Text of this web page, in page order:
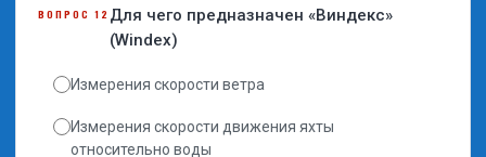
ВОПРОС 12 Для чего предназначен «Виндекс»
(Windex)
Измерения скорости ветра
Измерения скорости движения яхты
относительно воды